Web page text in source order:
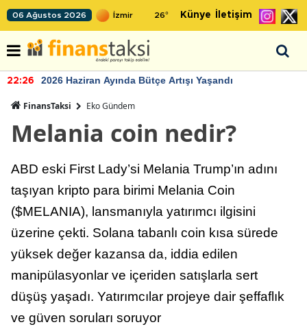
06 Ağustos 2026 26° Künye İletişim
22:26 2026 Haziran Ayında Bütçe Artışı Yaşandı
FinansTaksi Eko Gündem
Melania coin nedir?
ABD eski First Lady’si Melania Trump’ın adını
taşıyan kripto para birimi Melania Coin
($MELANIA), lansmanıyla yatırımcı ilgisini
üzerine çekti. Solana tabanlı coin kısa sürede
yüksek değer kazansa da, iddia edilen
manipülasyonlar ve içeriden satışlarla sert
düşüş yaşadı. Yatırımcılar projeye dair şeffaflık
ve güven soruları soruyor